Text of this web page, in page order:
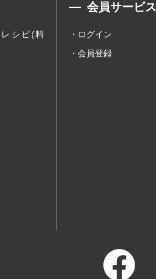
シピ(料
会員サービス
ログイン
会員登録